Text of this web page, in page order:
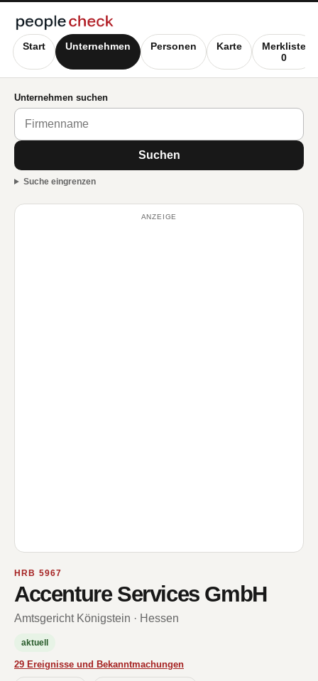
Start Unternehmen Personen Karte
Merkliste
0
Unternehmen suchen
Suchen
Suche eingrenzen
ANZEIGE
HRB 5967
Accenture Services GmbH
Amtsgericht Königstein · Hessen
aktuell
29 Ereignisse und Bekanntmachungen